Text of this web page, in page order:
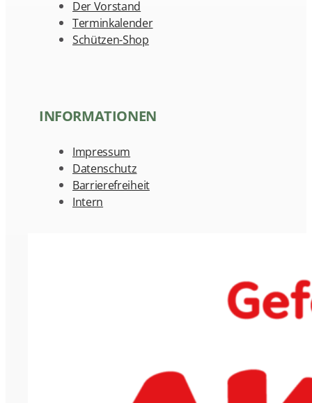
Der Vorstand
Terminkalender
Schützen-Shop
INFORMATIONEN
Impressum
Datenschutz
Barrierefreiheit
Intern